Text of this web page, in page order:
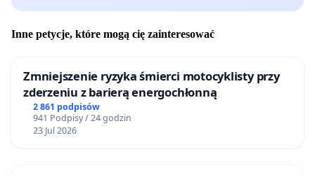
Inne petycje, które mogą cię zainteresować
Zmniejszenie ryzyka śmierci motocyklisty przy
zderzeniu z barierą energochłonną
2 861 podpisów
941 Podpisy / 24 godzin
23 Jul 2026